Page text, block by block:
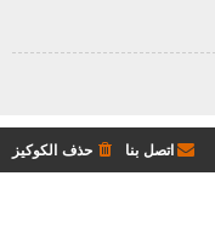
حذف الكوكيز اتصل بنا